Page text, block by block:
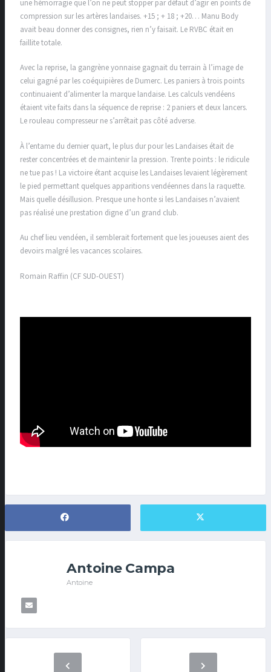
une hémorragie que l’on ne peut stopper par défaut d’agir en points de
compression sur les artères landaises. +15 ; + 18 ; +20… Manu Body
avait beau donner des consignes, rien n’y faisait. Le RVBC était en
faillite totale.
Avec la reprise, la gangrène yonnaise gagnait du terrain à l’image de
celui gagné par les coéquipières de Dumerc. Les paniers à trois points
continuaient d’alimenter la marque landaise. Les calculs vendéens
étaient vite faits dans la séquence de reprise : 2 paniers et deux lancers.
Le rouleau compresseur ne s’arrêtait pas côté adverse.
À l’entame du dernier quart, le plus dur pour les Landaises était de
rester concentrées et de maintenir la pression. Trente points : le ridicule
ne tue pas ! La victoire étant acquise les Landaises levaient légèrement
le pied permettant quelques apparitions vendéennes dans la raquette.
Mais quelle désillusion. Presque une honte si les Landaises n’avaient
pas réalisé une prestation digne d’un grand club.
Au chef lieu vendéen, il semblerait fortement que les joueuses aient des
devoirs malgré les vacances scolaires.
Romain Raffin (CF SUD-OUEST)
Antoine Campa
Antoine